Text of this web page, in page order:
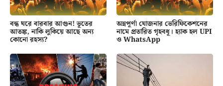
বন্ধ ঘরে বারবার আগুন! ভূতের
আতঙ্ক, নাকি লুকিয়ে আছে অন্য
কোনো রহস্য?
অন্নপূর্ণা যোজনার ভেরিফিকেশনের
নামে প্রতারিত গৃহবধূ। হ্যাক হল UPI
ও WhatsApp